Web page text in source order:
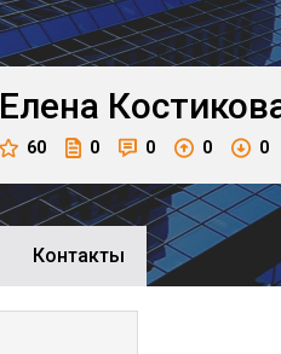
Елена
60 0 0 0 0
Контакты